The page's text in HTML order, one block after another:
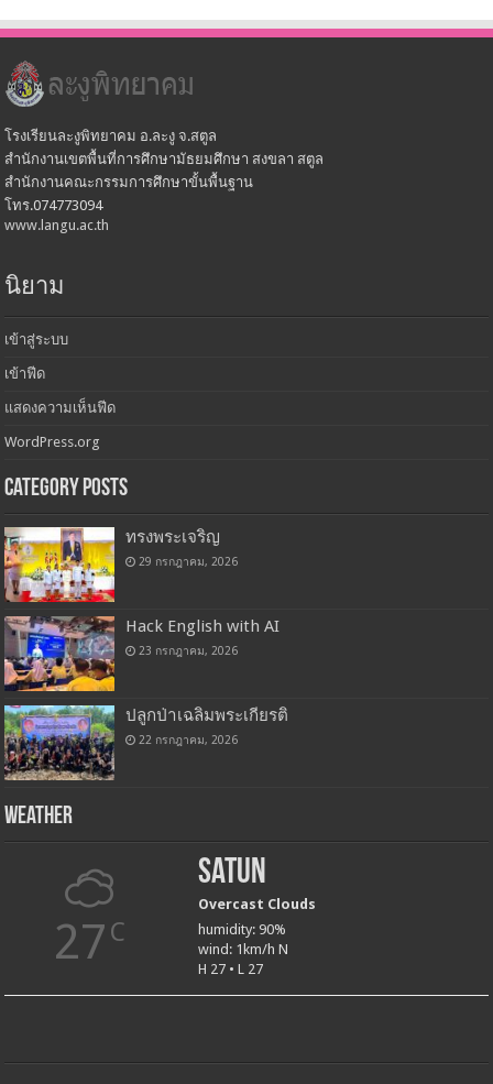
โรงเรียนละงูพิทยาคม อ.ละงู จ.สตูล
สำนักงานเขตพื้นที่การศึกษามัธยมศึกษา สงขลา สตูล
สำนักงานคณะกรรมการศึกษาขั้นพื้นฐาน
โทร.074773094
www.langu.ac.th
นิยาม
เข้าสู่ระบบ
เข้าฟีด
แสดงความเห็นฟีด
WordPress.org
Category Posts
ทรงพระเจริญ
29 กรกฎาคม, 2026
Hack English with AI
23 กรกฎาคม, 2026
ปลูกป่าเฉลิมพระเกียรติ
22 กรกฎาคม, 2026
Weather
27 C
Satun
Overcast Clouds
humidity: 90%
wind: 1km/h N
H 27 • L 27